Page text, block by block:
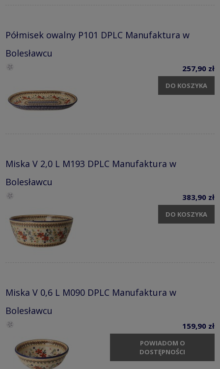
Półmisek owalny P101 DPLC Manufaktura w
Bolesławcu
257,90 zł
DO KOSZYKA
Miska V 2,0 L M193 DPLC Manufaktura w
Bolesławcu
383,90 zł
DO KOSZYKA
Miska V 0,6 L M090 DPLC Manufaktura w
Bolesławcu
159,90 zł
POWIADOM O
DOSTĘPNOŚCI